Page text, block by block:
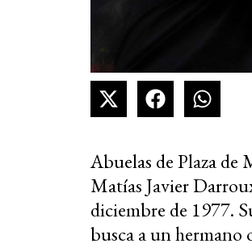
Abuelas de Plaza de
Matías Javier
diciembre de 1977.
busca a un hermano